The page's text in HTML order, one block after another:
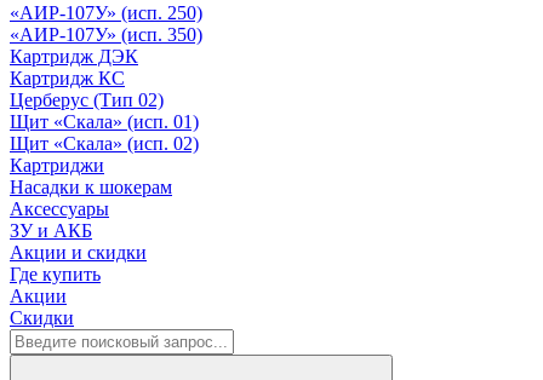
«АИР-107У» (исп. 250)
«АИР-107У» (исп. 350)
Картридж ДЭК
Картридж КС
Церберус (Тип 02)
Щит «Скала» (исп. 01)
Щит «Скала» (исп. 02)
Картриджи
Насадки к шокерам
Аксессуары
ЗУ и АКБ
Акции и скидки
Где купить
Акции
Скидки